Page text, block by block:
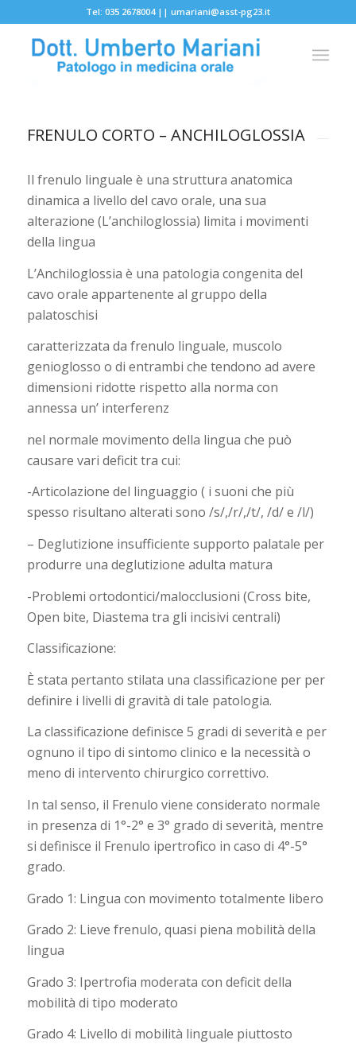
Tel: 035 2678004 || umariani@asst-pg23.it
FRENULO CORTO – ANCHILOGLOSSIA
Il frenulo linguale è una struttura anatomica
dinamica a livello del cavo orale, una sua
alterazione (L’anchiloglossia) limita i movimenti
della lingua
L’Anchiloglossia è una patologia congenita del
cavo orale appartenente al gruppo della
palatoschisi
caratterizzata da frenulo linguale, muscolo
genioglosso o di entrambi che tendono ad avere
dimensioni ridotte rispetto alla norma con
annessa un’ interferenz
nel normale movimento della lingua che può
causare vari deficit tra cui:
-Articolazione del linguaggio ( i suoni che più
spesso risultano alterati sono /s/,/r/,/t/, /d/ e /l/)
– Deglutizione insufficiente supporto palatale per
produrre una deglutizione adulta matura
-Problemi ortodontici/malocclusioni (Cross bite,
Open bite, Diastema tra gli incisivi centrali)
Classificazione:
È stata pertanto stilata una classificazione per per
definire i livelli di gravità di tale patologia.
La classificazione definisce 5 gradi di severità e per
ognuno il tipo di sintomo clinico e la necessità o
meno di intervento chirurgico correttivo.
In tal senso, il Frenulo viene considerato normale
in presenza di 1°-2° e 3° grado di severità, mentre
si definisce il Frenulo ipertrofico in caso di 4°-5°
grado.
Grado 1: Lingua con movimento totalmente libero
Grado 2: Lieve frenulo, quasi piena mobilità della
lingua
Grado 3: Ipertrofia moderata con deficit della
mobilità di tipo moderato
Grado 4: Livello di mobilità linguale piuttosto